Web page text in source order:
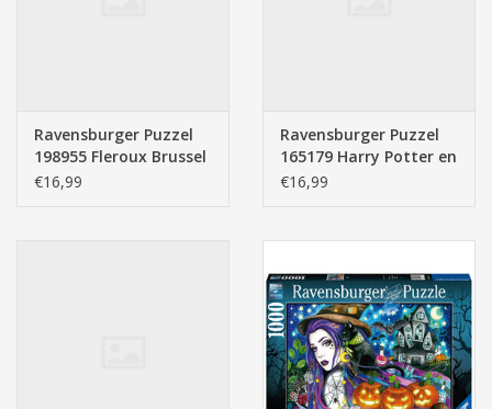
Ravensburger Puzzel
198955 Fleroux Brussel
(1000 Stukjes)
€16,99
Ravensburger Puzzel
165179 Harry Potter en
de gevangene van
€16,99